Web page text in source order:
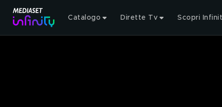
Catalogo Dirette Tv Scopri